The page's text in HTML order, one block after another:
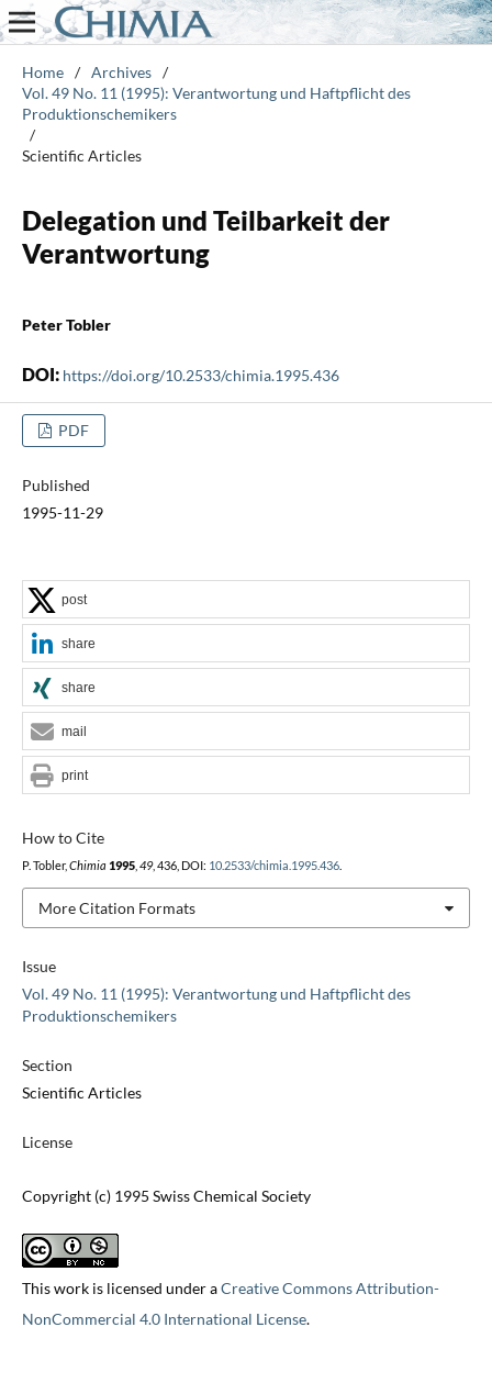
Home / Archives /
Vol. 49 No. 11 (1995): Verantwortung und Haftpflicht des
Produktionschemikers
/
Scientific Articles
Delegation und Teilbarkeit der
Verantwortung
Peter Tobler
DOI: https://doi.org/10.2533/chimia.1995.436
PDF
Published
1995-11-29
Issue
Vol. 49 No. 11 (1995): Verantwortung und Haftpflicht des
Produktionschemikers
Section
Scientific Articles
License
Copyright (c) 1995 Swiss Chemical Society
This work is licensed under aCreative Commons Attribution-
NonCommercial 4.0 International License.
How to Cite
P. Tobler, Chimia 1995, 49, 436, DOI: 10.2533/chimia.1995.436.
More Citation Formats
post
share
share
mail
print